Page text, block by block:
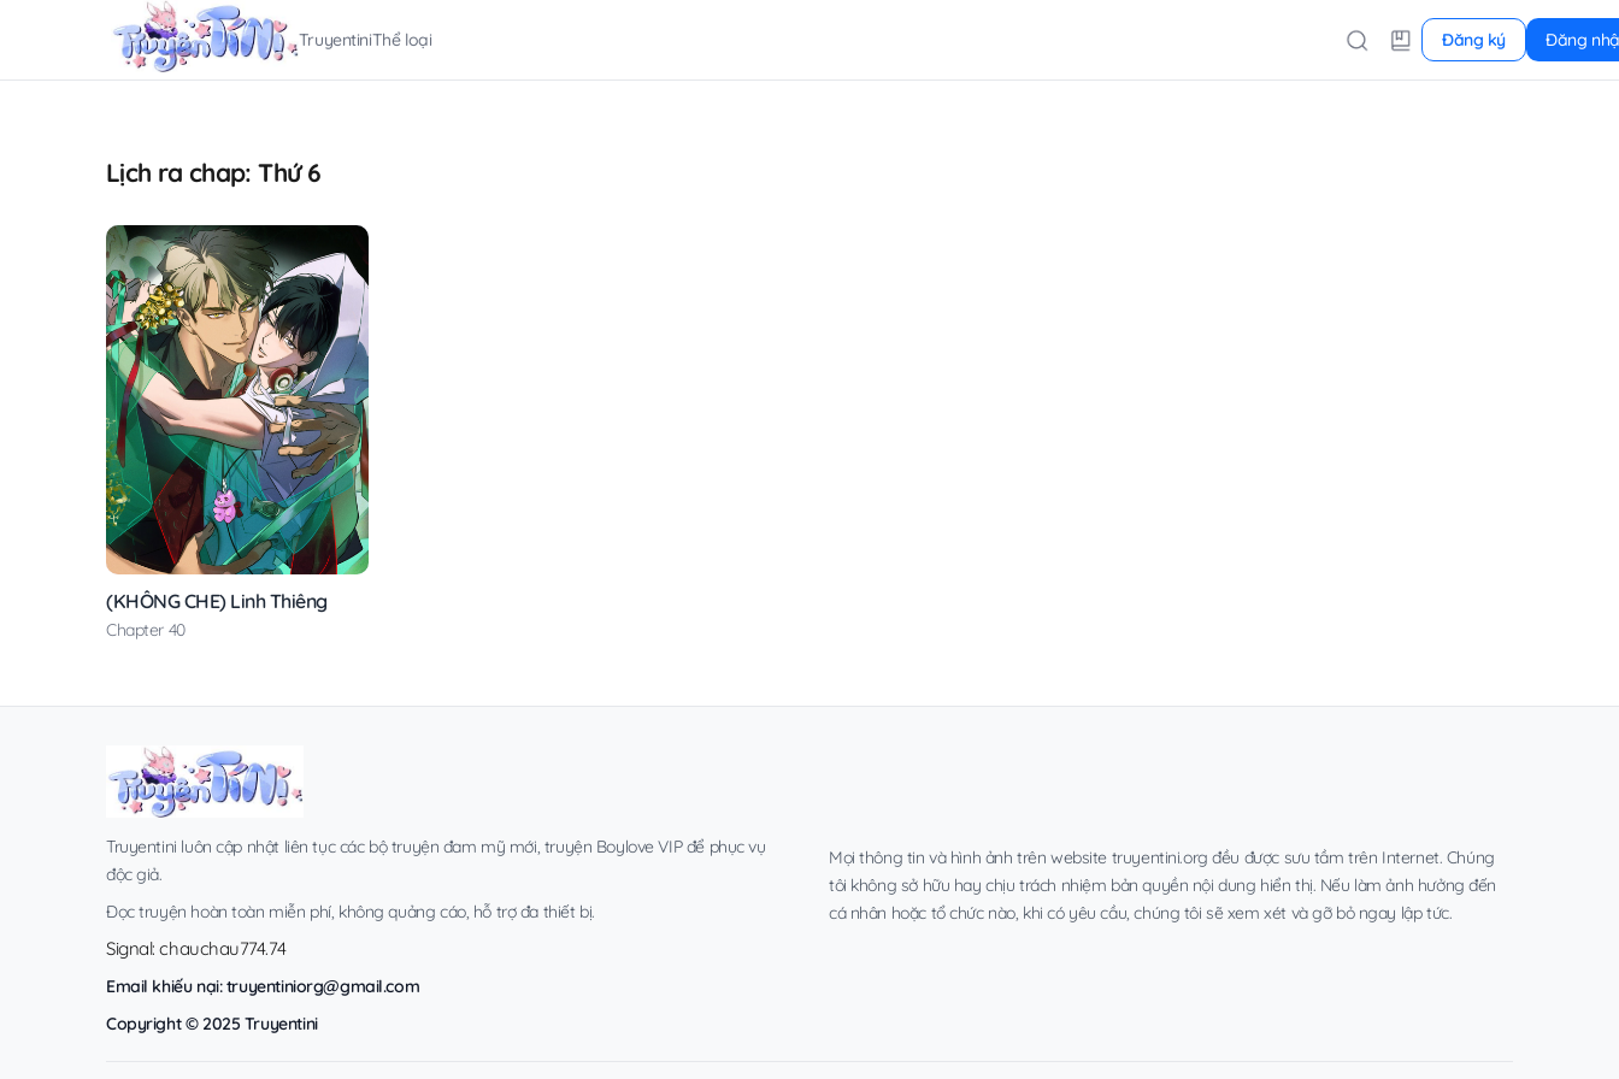
TruyentiniThể loại Đăng ký Đăng
Lịch ra chap: Thứ 6
(KHÔNG CHE) Linh Thiêng
Chapter 40
Truyentini luôn cập nhật liên tục các bộ truyện đam mỹ mới, truyện Boylove VIP để phục vụ
độc giả.
Đọc truyện hoàn toàn miễn phí, không quảng cáo, hỗ trợ đa thiết bị.
Signal: chauchau774.74
Email khiếu nại:truyentiniorg@gmail.com
Copyright © 2025 Truyentini
Mọi thông tin và hình ảnh trên website truyentini.org đều được sưu tầm trên Internet. Chúng
tôi không sở hữu hay chịu trách nhiệm bản quyền nội dung hiển thị. Nếu làm ảnh hưởng đến
cá nhân hoặc tổ chức nào, khi có yêu cầu, chúng tôi sẽ xem xét và gỡ bỏ ngay lập tức.